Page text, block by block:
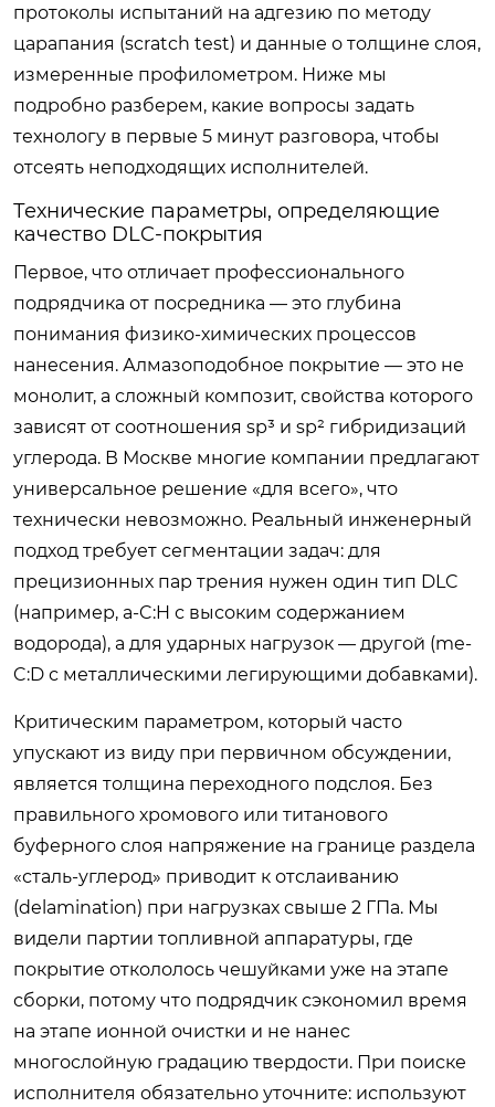
протоколы испытаний на адгезию по методу
царапания (scratch test) и данные о толщине слоя,
измеренные профилометром. Ниже мы
подробно разберем, какие вопросы задать
технологу в первые 5 минут разговора, чтобы
отсеять неподходящих исполнителей.
Технические параметры, определяющие
качество DLC-покрытия
Первое, что отличает профессионального
подрядчика от посредника — это глубина
понимания физико-химических процессов
нанесения. Алмазоподобное покрытие — это не
монолит, а сложный композит, свойства которого
зависят от соотношения sp³ и sp² гибридизаций
углерода. В Москве многие компании предлагают
универсальное решение «для всего», что
технически невозможно. Реальный инженерный
подход требует сегментации задач: для
прецизионных пар трения нужен один тип DLC
(например, a-C:H с высоким содержанием
водорода), а для ударных нагрузок — другой (me-
C:D с металлическими легирующими добавками).
Критическим параметром, который часто
упускают из виду при первичном обсуждении,
является толщина переходного подслоя. Без
правильного хромового или титанового
буферного слоя напряжение на границе раздела
«сталь-углерод» приводит к отслаиванию
(delamination) при нагрузках свыше 2 ГПа. Мы
видели партии топливной аппаратуры, где
покрытие откололось чешуйками уже на этапе
сборки, потому что подрядчик сэкономил время
на этапе ионной очистки и не нанес
многослойную градацию твердости. При поиске
исполнителя обязательно уточните: используют